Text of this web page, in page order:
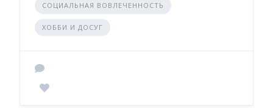
СОЦИАЛЬНАЯ ВОВЛЕЧЕННОСТЬ
ХОББИ И ДОСУГ